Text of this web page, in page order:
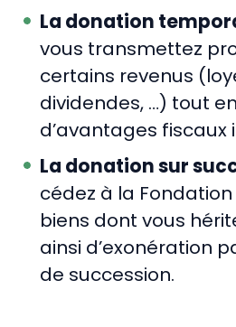
La donation
vous transmettez
certains revenus
dividendes, …) tout
d’avantages fiscaux
La donation sur
cédez à la
biens dont vous
ainsi d’exonération
de succession.